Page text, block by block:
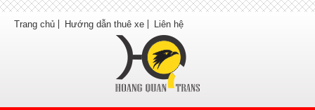
Trang chủ Hướng dẫn thuê xe Liên hệ